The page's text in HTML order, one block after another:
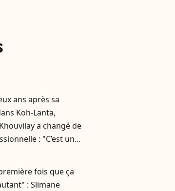
!
ans après sa
Koh-Lanta,
a changé de
: "C’est une
un gros pari"
fois que ça
: Slimane